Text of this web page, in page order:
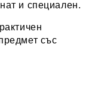
и специален.
със